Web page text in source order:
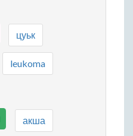
цуьк
leukoma
акша